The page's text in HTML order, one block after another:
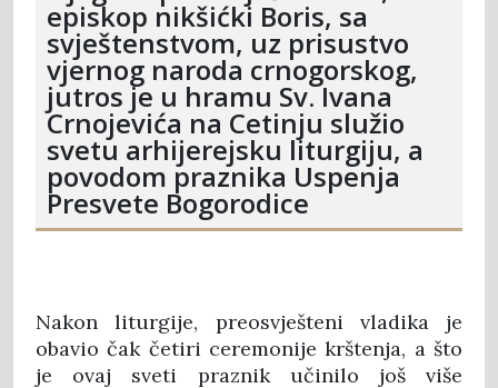
episkop nikšićki Boris, sa
svještenstvom, uz prisustvo
vjernog naroda crnogorskog,
jutros je u hramu Sv. Ivana
Crnojevića na Cetinju služio
svetu arhijerejsku liturgiju, a
povodom praznika Uspenja
Presvete Bogorodice
Nakon liturgije, preosvješteni vladika je
obavio čak četiri ceremonije krštenja, a što
je ovaj sveti praznik učinilo još više